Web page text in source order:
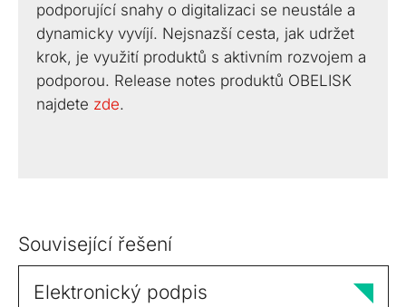
podporující snahy o digitalizaci se neustále a
dynamicky vyvíjí. Nejsnazší cesta, jak udržet
krok, je využití produktů s aktivním rozvojem a
podporou. Release notes produktů OBELISK
najdete zde.
Související řešení
Elektronický podpis